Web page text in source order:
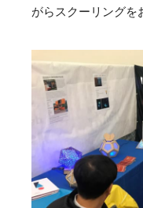
がらスクーリングを